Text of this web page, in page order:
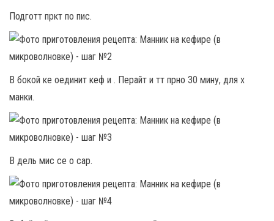
Подготт пркт по пис.
В бокой ке оединит кеф и . Перайт и тт прно 30 мину, для х
манки.
В дель мис се о сар.